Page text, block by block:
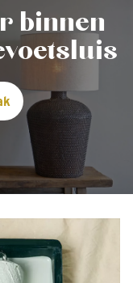
binnen